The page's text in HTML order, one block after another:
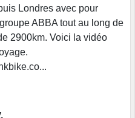
Londres avec pour
ABBA tout au long de
2900km. Voici la vidéo